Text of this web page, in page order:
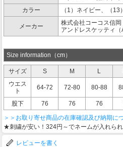
カラー
（1）ネイビー、（
メーカー
株式会社コーコス信
アンドレスケッティ（
Size information（cm）
サイズ S M L
ウエス
ト
64-72 72-80 80-88
股下
76 76 76
＞＞お取り寄せ商品の在庫確認及び納期に
★刺繍が安い！324円～でネームが入れら
レビューを書く